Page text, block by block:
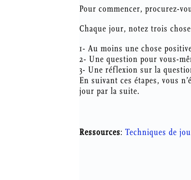
Pour commencer, procurez-
Chaque jour, notez trois
1- Au moins une chose
2- Une question pour vous-
3- Une réflexion sur la
En suivant ces étapes, vous
jour par la suite.
Ressources:Techniques de